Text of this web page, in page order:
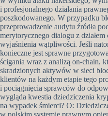
i profesjonalnego działania
poszkodowanego. W przypadku
przeprowadzenie audytu źródła
merytorycznego dialogu z
wyjaśnienia wątpliwości. Jeśli
konieczne jest sprawne
ścigania wraz z analizą on-chain,
skradzionych aktywów w sieci
klientów na każdym etapie tego
i pociągnięcia sprawców do
wygląda kwestia dziedziczenia
na wypadek śmierci? O: